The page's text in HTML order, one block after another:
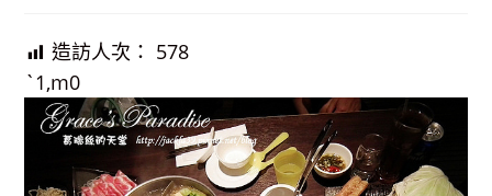
造訪人次： 578
`1,m0